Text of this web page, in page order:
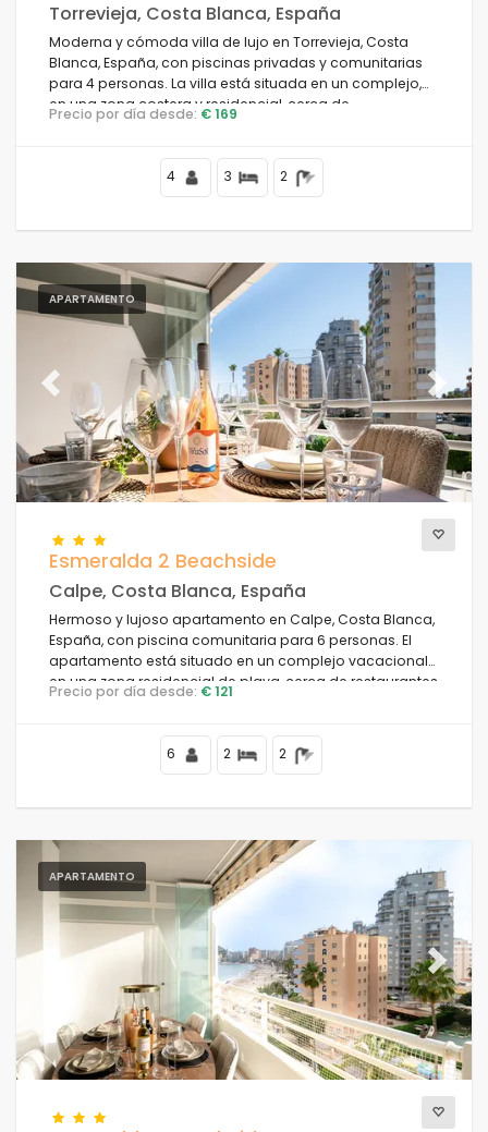
Torrevieja, Costa Blanca, España
Moderna y cómoda villa de lujo en Torrevieja, Costa
Blanca, España, con piscinas privadas y comunitarias
para 4 personas. La villa está situada en un complejo,
en una zona costera y residencial, cerca de
restaurantes y bares, tiendas y supermercados, y a 4 km
Precio por día desde: € 169
4 3 2
APARTAMENTO
Previous Next
Esmeralda 2 Beachside
Calpe, Costa Blanca, España
Hermoso y lujoso apartamento en Calpe, Costa Blanca,
España, con piscina comunitaria para 6 personas. El
apartamento está situado en un complejo vacacional
en una zona residencial de playa, cerca de restaurantes
y bares, tiendas y supermercados, a 50 m de la playa
Precio por día desde: € 121
6 2 2
APARTAMENTO
Next